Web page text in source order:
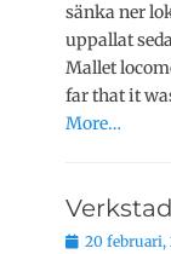
sänka ner
uppallat
Mallet
far that it
More…
Publicerat
20 februari,